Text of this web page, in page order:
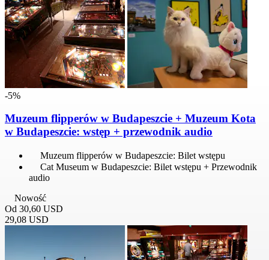
-5%
Muzeum flipperów w Budapeszcie + Muzeum Kota
w Budapeszcie: wstęp + przewodnik audio
Muzeum flipperów w Budapeszcie: Bilet wstępu
Cat Museum w Budapeszcie: Bilet wstępu + Przewodnik
audio
Nowość
Od 30,60 USD
29,08 USD